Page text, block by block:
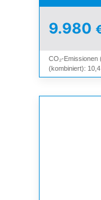
9.980
CO₂-
(kombiniert):